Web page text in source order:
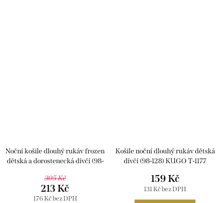
Noční košile dlouhý rukáv frozen
dětská a dorostenecká dívčí (98-
305 Kč
176 Kč bez DPH
213 Kč
Košile noční dlouhý rukáv dětská
dívčí (98-128) KUGO T-1177
131 Kč bez DPH
159 Kč